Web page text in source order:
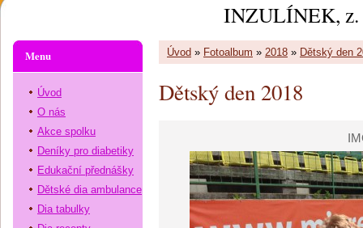
INZULÍNEK, z.
Úvod » Fotoalbum » 2018 » Dětský den
Dětský den 2018
Menu
Úvod
O nás
Akce spolku
Deníky pro diabetiky
Edukační přednášky
Dětské dia ambulance
Dia tabulky